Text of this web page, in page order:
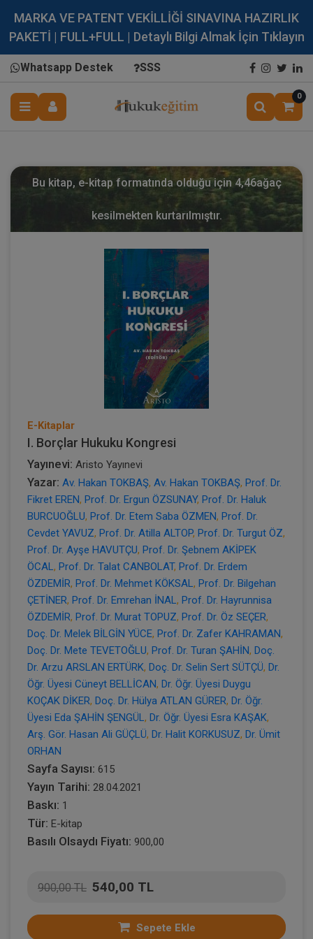
MARKA VE PATENT VEKİLLİĞİ SINAVINA HAZIRLIK
PAKETİ | FULL+FULL | Detaylı Bilgi Almak İçin Tıklayın
Whatsapp Destek SSS
0
Bu kitap, e-kitap formatında olduğu için 4,46ağaç
kesilmekten kurtarılmıştır.
E-Kitaplar
I. Borçlar Hukuku Kongresi
Yayınevi: Aristo Yayınevi
Yazar: Av. Hakan TOKBAŞ, Av. Hakan TOKBAŞ, Prof. Dr.
Fikret EREN, Prof. Dr. Ergun ÖZSUNAY, Prof. Dr. Haluk
BURCUOĞLU, Prof. Dr. Etem Saba ÖZMEN, Prof. Dr.
Cevdet YAVUZ, Prof. Dr. Atilla ALTOP, Prof. Dr. Turgut ÖZ,
Prof. Dr. Ayşe HAVUTÇU, Prof. Dr. Şebnem AKİPEK
ÖCAL, Prof. Dr. Talat CANBOLAT, Prof. Dr. Erdem
ÖZDEMİR, Prof. Dr. Mehmet KÖKSAL, Prof. Dr. Bilgehan
ÇETİNER, Prof. Dr. Emrehan İNAL, Prof. Dr. Hayrunnisa
ÖZDEMİR, Prof. Dr. Murat TOPUZ, Prof. Dr. Öz SEÇER,
Doç. Dr. Melek BİLGİN YÜCE, Prof. Dr. Zafer KAHRAMAN,
Doç. Dr. Mete TEVETOĞLU, Prof. Dr. Turan ŞAHİN, Doç.
Dr. Arzu ARSLAN ERTÜRK, Doç. Dr. Selin Sert SÜTÇÜ, Dr.
Öğr. Üyesi Cüneyt BELLİCAN, Dr. Öğr. Üyesi Duygu
KOÇAK DİKER, Doç. Dr. Hülya ATLAN GÜRER, Dr. Öğr.
Üyesi Eda ŞAHİN ŞENGÜL, Dr. Öğr. Üyesi Esra KAŞAK,
Arş. Gör. Hasan Ali GÜÇLÜ, Dr. Halit KORKUSUZ, Dr. Ümit
ORHAN
Sayfa Sayısı: 615
Yayın Tarihi: 28.04.2021
Baskı: 1
Tür: E-kitap
Basılı Olsaydı Fiyatı: 900,00
900,00 TL 540,00 TL
Sepete Ekle